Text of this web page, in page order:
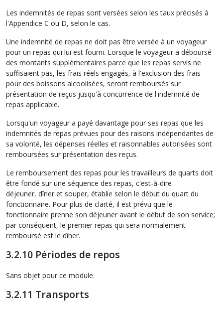
Les indemnités de repas sont versées selon les taux précisés à
l'Appendice C ou D, selon le cas.
Une indemnité de repas ne doit pas être versée à un voyageur
pour un repas qui lui est fourni. Lorsque le voyageur a déboursé
des montants supplémentaires parce que les repas servis ne
suffisaient pas, les frais réels engagés, à l'exclusion des frais
pour des boissons alcoolisées, seront remboursés sur
présentation de reçus jusqu'à concurrence de l'indemnité de
repas applicable.
Lorsqu'un voyageur a payé davantage pour ses repas que les
indemnités de repas prévues pour des raisons indépendantes de
sa volonté, les dépenses réelles et raisonnables autorisées sont
remboursées sur présentation des reçus.
Le remboursement des repas pour les travailleurs de quarts doit
être fondé sur une séquence des repas, c'est-à-dire
déjeuner, dîner et souper, établie selon le début du quart du
fonctionnaire. Pour plus de clarté, il est prévu que le
fonctionnaire prenne son déjeuner avant le début de son service;
par conséquent, le premier repas qui sera normalement
remboursé est le dîner.
3.2.10 Périodes de repos
Sans objet pour ce module.
3.2.11 Transports